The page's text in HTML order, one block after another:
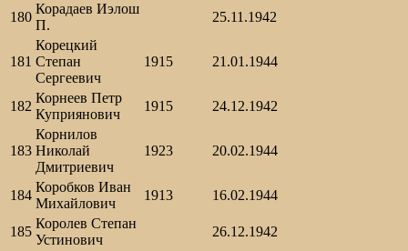
180
Корадаев Иэлош
П.
25.11.1942
181
Корецкий
Степан
Сергеевич
1915 21.01.1944
182
Корнеев Петр
Куприянович
1915 24.12.1942
183
Корнилов
Николай
Дмитриевич
1923 20.02.1944
184
Коробков Иван
Михайлович
1913 16.02.1944
185
Королев Степан
Устинович
26.12.1942